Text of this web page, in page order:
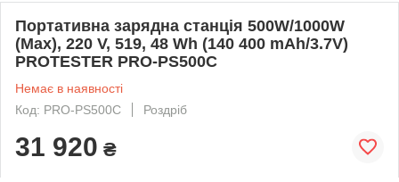
Портативна зарядна станція 500W/1000W
(Max), 220 V, 519, 48 Wh (140 400 mAh/3.7V)
PROTESTER PRO-PS500C
Немає в наявності
Код: PRO-PS500C
Роздріб
31 920 ₴